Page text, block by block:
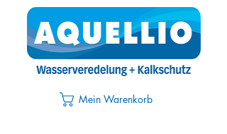
Mein Warenkorb